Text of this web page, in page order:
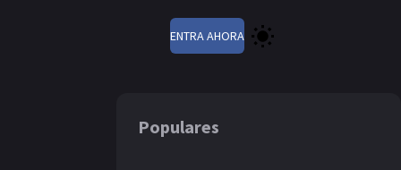
ENTRA AHORA
Populares